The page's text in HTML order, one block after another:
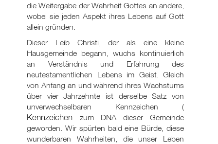
die Weitergabe der Wahrheit Gottes an andere,
wobei sie jeden Aspekt ihres Lebens auf Gott
allein gründen.
Dieser Leib Christi, der als eine kleine
Hausgemeinde begann, wuchs kontinuierlich
an Verständnis und Erfahrung des
neutestamentlichen Lebens im Geist. Gleich
von Anfang an und während ihres Wachstums
über vier Jahrzehnte ist derselbe Satz von
unverwechselbaren Kennzeichen (
Kennzeichen zum DNA dieser Gemeinde
geworden. Wir spürten bald eine Bürde, diese
wunderbaren Wahrheiten, die unser Leben